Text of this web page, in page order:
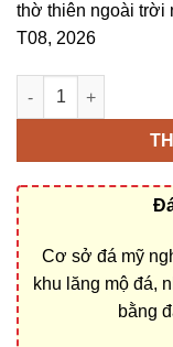
thờ thiên ngoài trời
T08, 2026
Cây hương đá ở
Cơ sở đá mỹ
khu lăng mộ đá,
bằng